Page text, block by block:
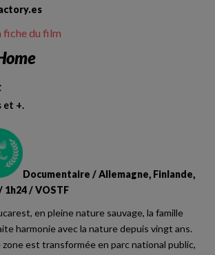
fiche du film
et +.
Documentaire / Allemagne, Finlande,
1h24 / VOSTF
en pleine nature sauvage, la famille
harmonie avec la nature depuis vingt ans.
est transformée en parc national public,